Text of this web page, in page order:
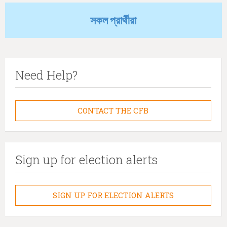
সকল প্রার্থীরা
Need Help?
CONTACT THE CFB
Sign up for election alerts
SIGN UP FOR ELECTION ALERTS